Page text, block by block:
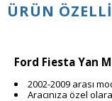
ÜRÜN
Ford Fiesta Yan
2002-2009 arası
Aracınıza özel